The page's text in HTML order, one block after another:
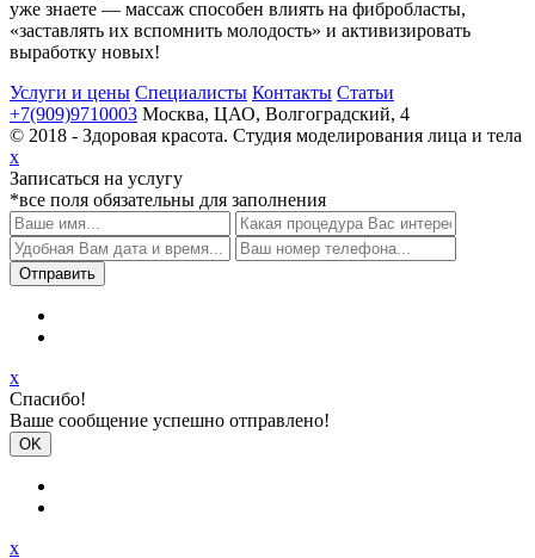
уже знаете — массаж способен влиять на фибробласты,
«заставлять их вспомнить молодость» и активизировать
выработку новых!
Услуги и цены Специалисты Контакты Статьи
+7(909)9710003 Москва, ЦАО, Волгоградский, 4
© 2018 - Здоровая красота. Студия моделирования лица и тела
x
Записаться на услугу
*все поля обязательны для заполнения
x
Спасибо!
Ваше сообщение успешно отправлено!
x